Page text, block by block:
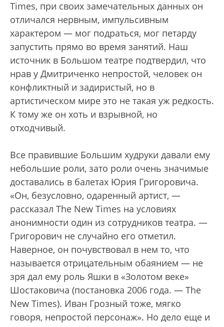
Times, при своих замечательных данных он
отличался нервным, импульсивным
характером — мог подраться, мог петарду
запустить прямо во время занятий. Наш
источник в Большом театре подтвердил, что
нрав у Дмитриченко непростой, человек он
конфликтный и задиристый, но в
артистическом мире это не такая уж редкость.
К тому же он хоть и взрывной, но
отходчивый.
Все правившие Большим худруки давали ему
небольшие роли, зато роли очень значимые
доставались в балетах Юрия Григоровича.
«Он, безусловно, одаренный артист, —
рассказал The New Times на условиях
анонимности один из сотрудников театра. —
Григорович не случайно его отметил.
Наверное, он почувствовал в нем то, что
называется отрицательным обаянием — не
зря дал ему роль Яшки в «Золотом веке»
Шостаковича (постановка 2006 года. — The
New Times). Иван Грозный тоже, мягко
говоря, непростой персонаж». Но дело еще и